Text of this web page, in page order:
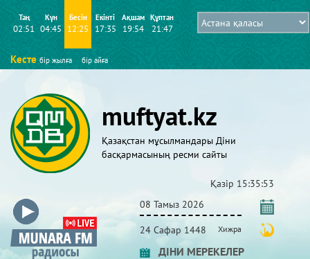
Таң
02:51
Күн
04:45
Бесін
12:25
Екінті
17:35
Ақшам
19:54
Құптан
21:47
Кесте бір жылға бір айға
muftyat.kz
Қазақстан мұсылмандары Діни
басқармасының ресми сайты
Қазір 15:35:54
08 Тамыз 2026
24 Сафар 1448 Хижра
ДІНИ МЕРЕКЕЛЕР